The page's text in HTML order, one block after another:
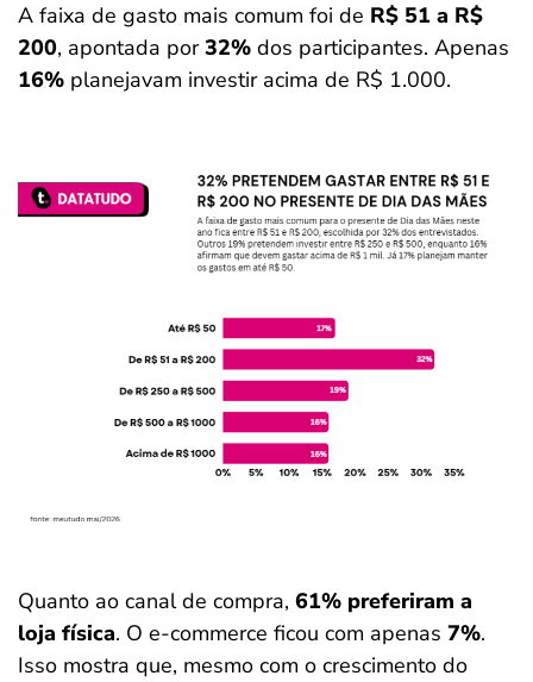
A faixa de gasto mais comum foi de R$ 51 a R$
200, apontada por32% dos participantes. Apenas
16% planejavam investir acima de R$ 1.000.
Quanto ao canal de compra, 61% preferiram a
loja física. O e-commerce ficou com apenas 7%.
Isso mostra que, mesmo com o crescimento do